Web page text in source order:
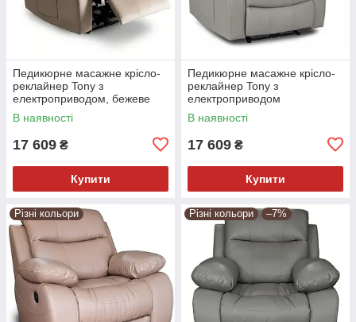
Педикюрне масажне крісло-
реклайнер Tony з
електроприводом, бежеве
В наявності
17 609 ₴
Купити
Педикюрне масажне крісло-
реклайнер Tony з
електроприводом
В наявності
17 609 ₴
Купити
Різні кольори Різні кольори –7%